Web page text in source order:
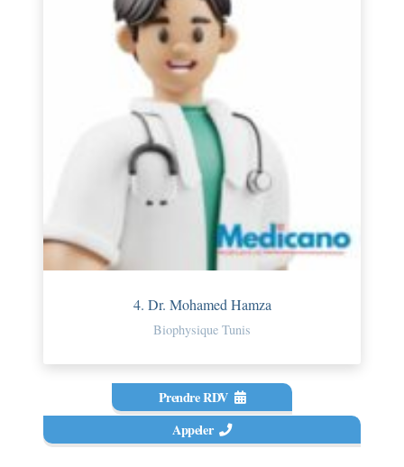
4. Dr. Mohamed Hamza
Biophysique Tunis
Prendre RDV
Appeler